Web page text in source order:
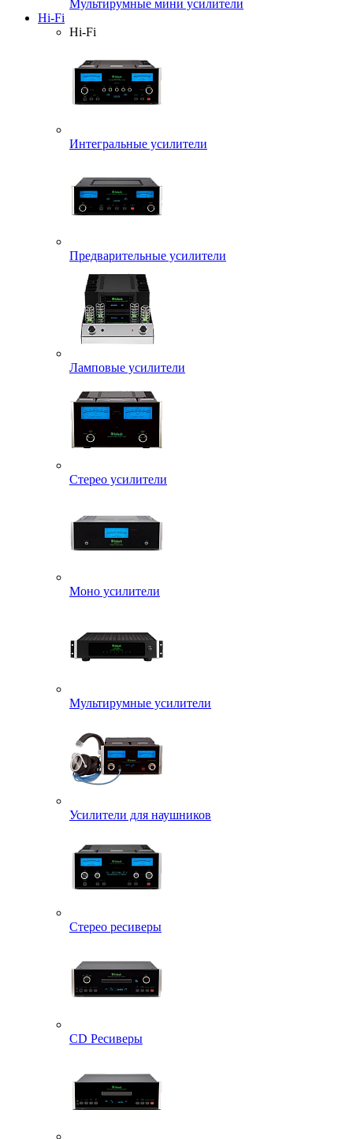
Мультирумные мини усилители
Hi-Fi
Hi-Fi
Интегральные усилители
Предварительные усилители
Ламповые усилители
Стерео усилители
Моно усилители
Мультирумные усилители
Усилители для наушников
Стерео ресиверы
CD Ресиверы